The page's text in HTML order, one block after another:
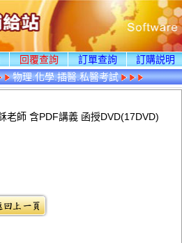
回覆查詢 訂單查詢
訂購説明
物理.化學.插醫.私醫考試
老師 含PDF講義 函授DVD(17DVD)